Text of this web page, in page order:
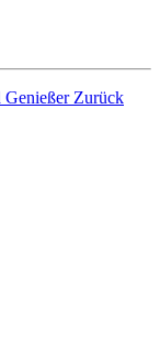
Genießer Zurück